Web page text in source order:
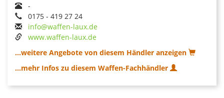
-
0175 - 419 27 24
info@waffen-laux.de
www.waffen-laux.de
...weitere Angebote von diesem Händler anzeigen
...mehr Infos zu diesem Waffen-Fachhändler